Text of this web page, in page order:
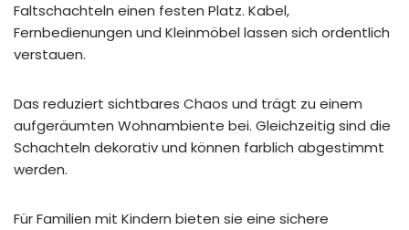
Faltschachteln einen festen Platz. Kabel,
Fernbedienungen und Kleinmöbel lassen sich ordentlich
verstauen.
Das reduziert sichtbares Chaos und trägt zu einem
aufgeräumten Wohnambiente bei. Gleichzeitig sind die
Schachteln dekorativ und können farblich abgestimmt
werden.
Für Familien mit Kindern bieten sie eine sichere